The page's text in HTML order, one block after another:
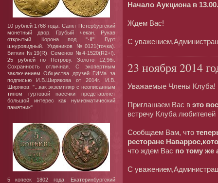
10 рублей 1768 года. Санкт-Петербургский
монетный двор. Грубый чекан. Рукав
открытый. Корона под "·II". Гурт
шнуровидный. Уздеников №0121(точка).
Биткин №19(R). Семенов №4-1520(R2+!).
25 рублей по Петрову. Золото 12,96г.
Сохранность отличная. С экспертным
заключением Общества друзей ГИМа за
подписью И.В.Ширякова от 2014г. И.В.
Ширяков: "...как экземпляр с неописанным
типом гуртовой насечки представляет
большой интерес как нумизматический
памятник".
5 копеек 1802 года. Екатеринбургский
Начало Аукциона в 13.00.
Ждем Вас!
С
23 ноября 2014
Уважаемые Члены Клуба!
Приглашаем Вас в это
встречу Клуба любителей
Сообщаем Вам, что
ресторане
что ждем Вас по тому же
С